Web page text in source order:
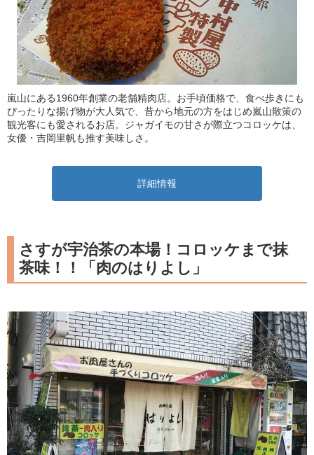
嵐山にある1960年創業の老舗精肉店。お手頃価格で、食べ歩きにも
ぴったりな揚げ物が大人気で、昔から地元の方をはじめ嵐山散策の
観光客にも愛されるお店。ジャガイモの甘さが際立つコロッケは、
女優・吉岡里帆も推す美味しさ。
詳細情報
さすが宇治茶の本場！コロッケまで抹
茶味！！「肉のはりよし」